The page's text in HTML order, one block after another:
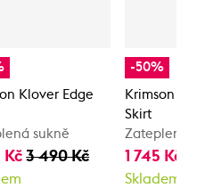
Klover Edge
sukně
Kč3 490 Kč
-50%
Krimson
Skirt
Zateplená
1 745 Kč
Skladem